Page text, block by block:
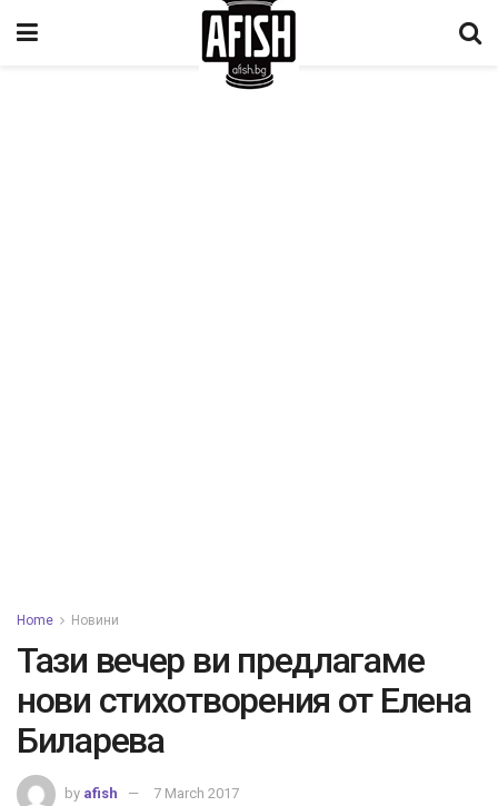
Home Новини
Тази вечер ви предлагаме
нови стихотворения от Елена
Биларева
by afish 7 March 2017